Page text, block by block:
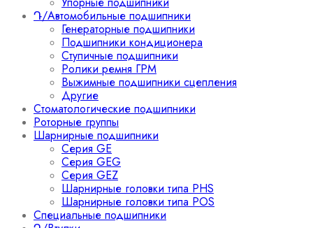
Դ/Автомобильные подшипники
Генераторные подшипники
Подшипники кондиционера
Ступичные подшипники
Ролики ремня ГРМ
Выжимные подшипники сцепления
Другие
Стоматологические подшипники
Роторные группы
Шарнирные подшипники
Серия GE
Серия GEG
Серия GEZ
Шарнирные головки типа PHS
Шарнирные головки типа POS
Специальные подшипники